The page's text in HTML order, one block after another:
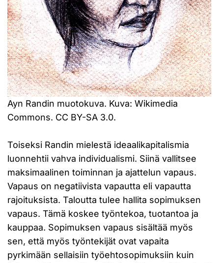
Ayn Randin muotokuva. Kuva: Wikimedia
Commons. CC BY-SA 3.0.
Toiseksi Randin mielestä ideaalikapitalismia
luonnehtii vahva individualismi. Siinä vallitsee
maksimaalinen toiminnan ja ajattelun vapaus.
Vapaus on negatiivista vapautta eli vapautta
rajoituksista. Taloutta tulee hallita sopimuksen
vapaus. Tämä koskee työntekoa, tuotantoa ja
kauppaa. Sopimuksen vapaus sisältää myös
sen, että myös työntekijät ovat vapaita
pyrkimään sellaisiin työehtosopimuksiin kuin